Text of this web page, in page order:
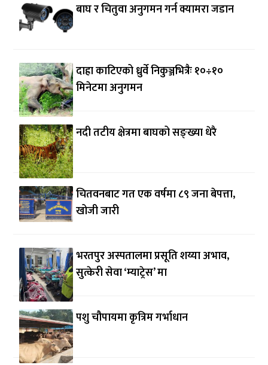
बाघ र चितुवा अनुगमन गर्न क्यामरा जडान
दाह्रा काटिएको ध्रुर्वे निकुञ्जभित्रैः १०÷१०
मिनेटमा अनुगमन
नदी तटीय क्षेत्रमा बाघको सङ्ख्या धेरै
चितवनबाट गत एक वर्षमा ८९ जना बेपत्ता,
खोजी जारी
भरतपुर अस्पतालमा प्रसूति शय्या अभाव,
सुत्केरी सेवा ‘म्याट्रेस’ मा
पशु चौपायमा कृत्रिम गर्भाधान